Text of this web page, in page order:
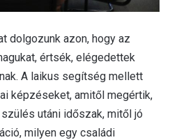
dolgozunk azon, hogy az
értsék, elégedettek
A laikus segítség mellett
képzéseket, amitől megértik,
utáni időszak, mitől jó
milyen egy családi